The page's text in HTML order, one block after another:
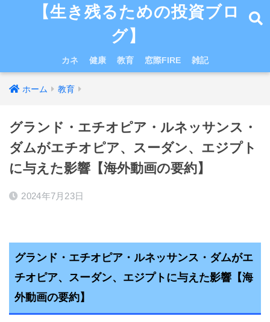
【生き残るための投資ブロ
グ】
カネ 健康 教育 窓際FIRE 雑記
ホーム 教育
グランド・エチオピア・ルネッサンス・
ダムがエチオピア、スーダン、エジプト
に与えた影響【海外動画の要約】
2024年7月23日
グランド・エチオピア・ルネッサンス・ダムがエ
チオピア、スーダン、エジプトに与えた影響【海
外動画の要約】